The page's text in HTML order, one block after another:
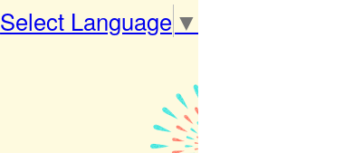
Select Language ▼